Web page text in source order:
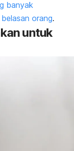
banyak
orang.
untuk